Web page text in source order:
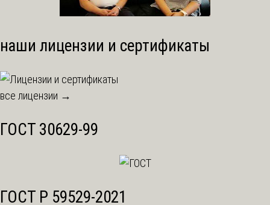
наши лицензии и сертификаты
все лицензии →
ГОСТ 30629-99
ГОСТ Р 59529-2021